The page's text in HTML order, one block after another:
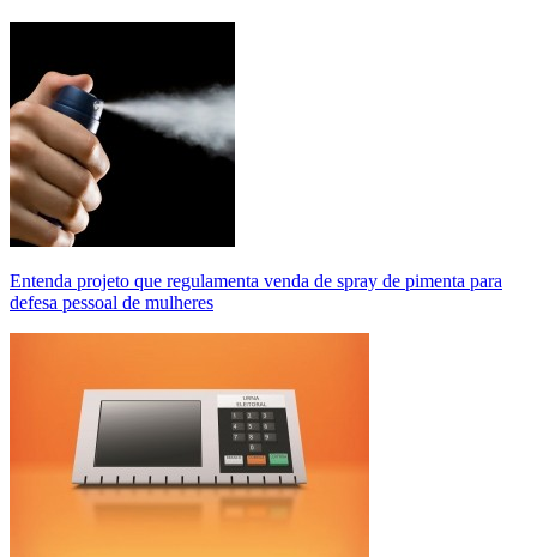
Entenda projeto que regulamenta venda de spray de pimenta para
defesa pessoal de mulheres